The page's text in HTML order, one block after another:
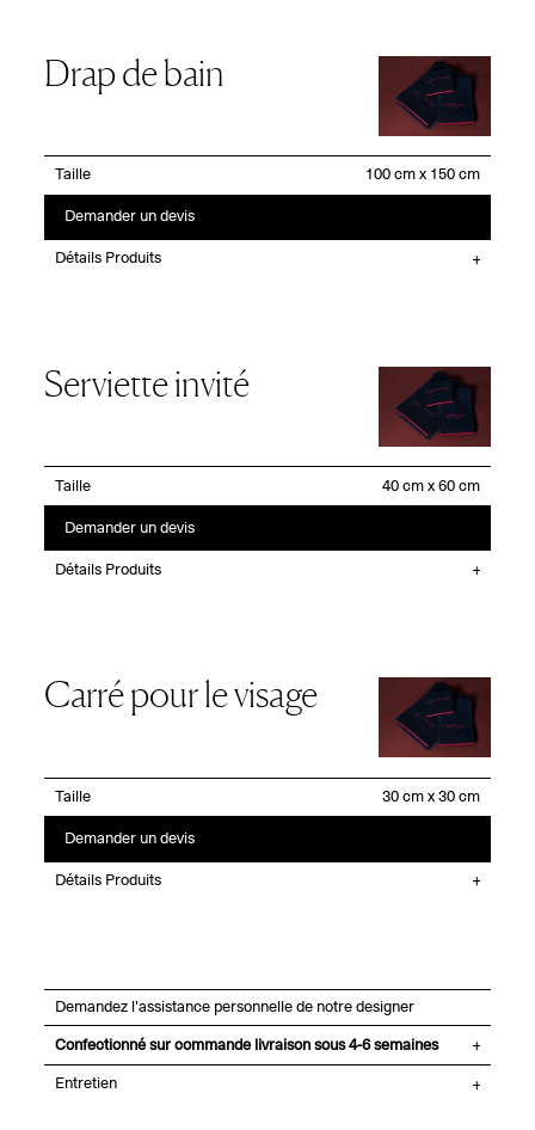
Drap de bain
Taille
Demander un devis
Détails Produits
Serviette invité
Taille
Demander un devis
Détails Produits
Carré pour le visage
Taille
Demander un devis
Détails Produits
Demandez l'assistance personnelle de notre designer
Confectionné sur commande livraison sous 4-6 semaines
Entretien